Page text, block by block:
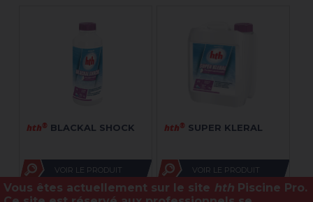
hth® BLACKAL SHOCK
VOIR LE PRODUIT
hth® SUPER KLERAL
VOIR LE PRODUIT
Vous êtes actuellement sur le site hth Piscine Pro.